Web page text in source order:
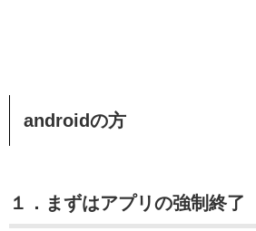
androidの方
１．まずはアプリの強制終了